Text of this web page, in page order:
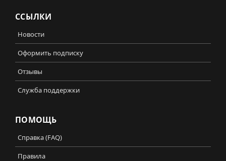
ССЫЛКИ
Новости
Оформить подписку
Отзывы
Служба поддержки
ПОМОЩЬ
Справка (FAQ)
Правила